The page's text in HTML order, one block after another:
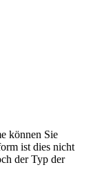
können Sie
ist dies nicht
der Typ der